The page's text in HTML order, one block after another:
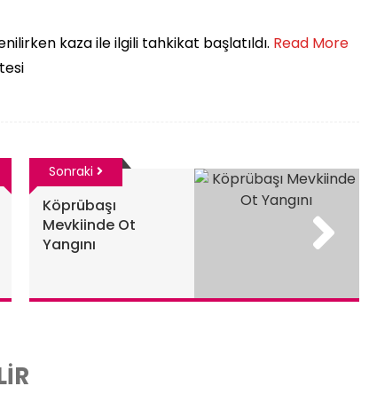
kaza ile ilgili tahkikat başlatıldı. Read More
Köprübaşı
Mevkiinde Ot
Yangını
Sonraki